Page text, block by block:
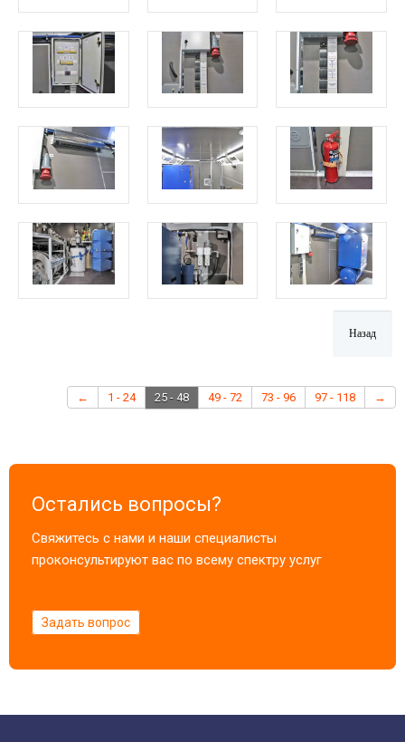
← 1 - 24 25 - 48 49 - 72 73 - 96 97 - 118 →
Остались вопросы?
Свяжитесь с нами и наши специалисты
проконсультируют вас по всему спектру услуг
Задать вопрос